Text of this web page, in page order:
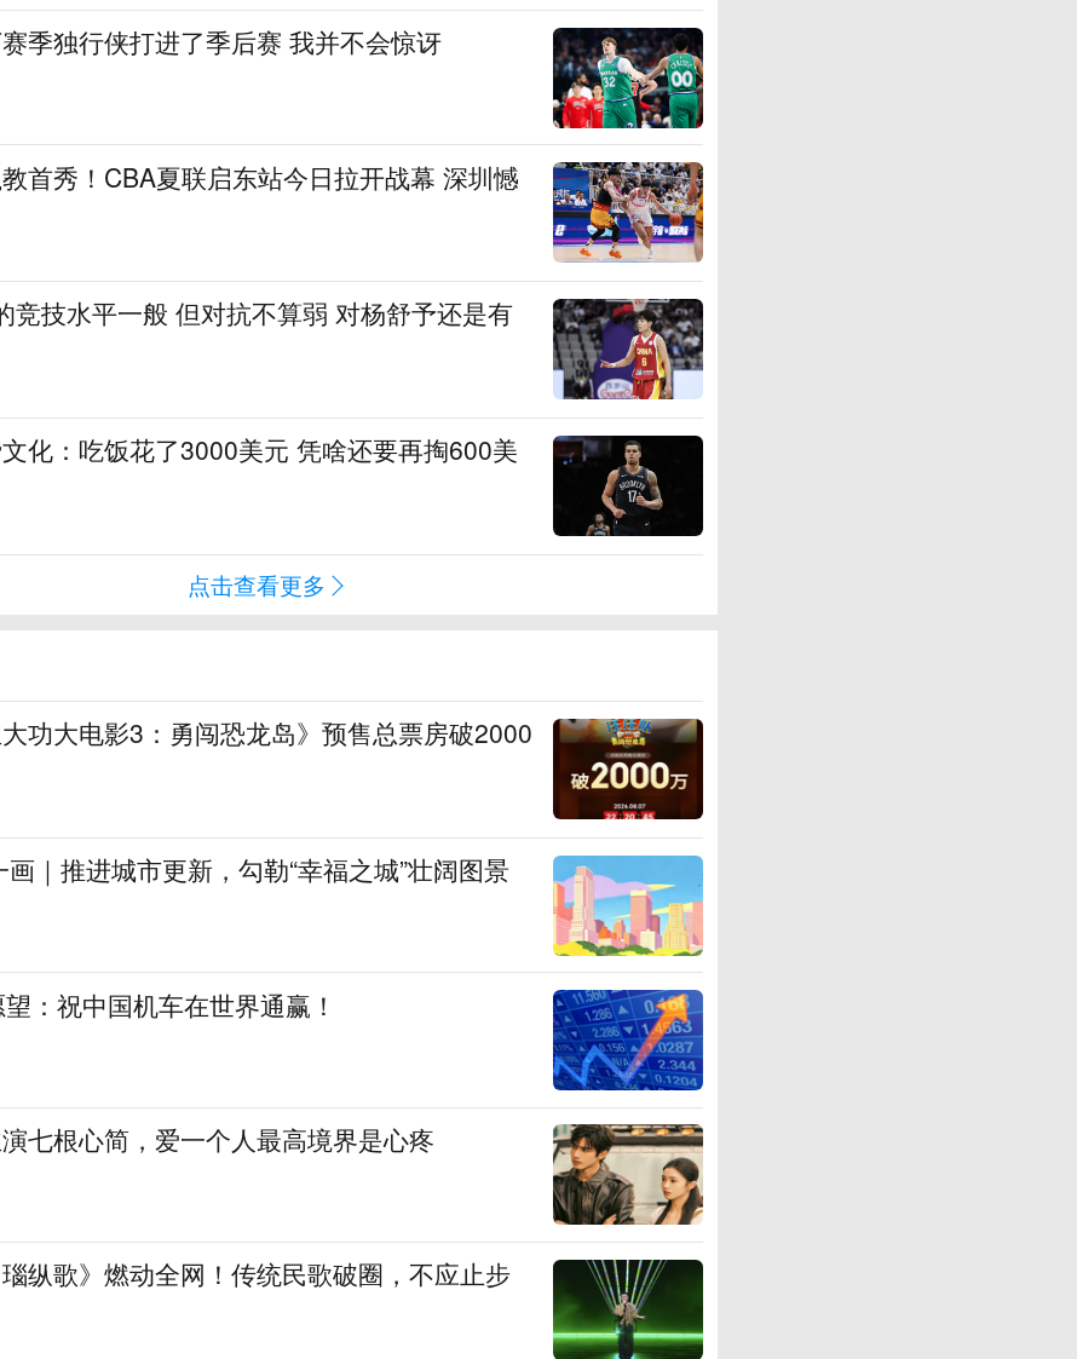
季独行侠打进了季后赛 我并不会惊讶
首秀！CBA夏联启东站今日拉开战幕 深圳憾
竞技水平一般 但对抗不算弱 对杨舒予还是有
化：吃饭花了3000美元 凭啥还要再掏600美
点击查看更多
功大电影3：勇闯恐龙岛》预售总票房破2000
画｜推进城市更新，勾勒“幸福之城”壮阔图景
：祝中国机车在世界通赢！
七根心简，爱一个人最高境界是心疼
瑙纵歌》燃动全网！传统民歌破圈，不应止步